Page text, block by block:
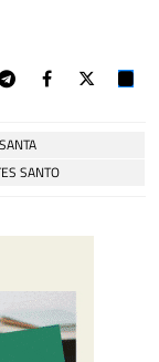
SANTO